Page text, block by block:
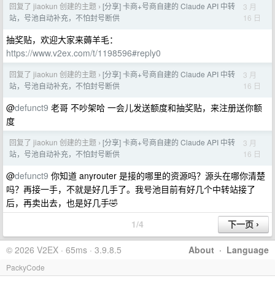
回复了 jiaokun 创建的主题 › [分享] 卡商+号商自建的 Claude API 中转
站，号池自动补充，不怕封号断供
3 月
16 日
抽奖贴，欢迎大家来薅羊毛：
https://www.v2ex.com/t/1198596#reply0
回复了 jiaokun 创建的主题 › [分享] 卡商+号商自建的 Claude API 中转
站，号池自动补充，不怕封号断供
3 月
16 日
@defunct9 老哥 不吵架哈 一会儿发送额度和抽奖贴，来注册送你额
度
回复了 jiaokun 创建的主题 › [分享] 卡商+号商自建的 Claude API 中转
站，号池自动补充，不怕封号断供
3 月
16 日
@defunct9 你知道 anyrouter 是接的哪里的资源吗？源头在哪你清楚
吗？再接一手，不就是好几手了。我号池目前有好几个中转站接了
后，再卖出去，也是好几手🤣
1/4
About · Language
© 2026 V2EX · 65ms · 3.9.8.5
PackyCode